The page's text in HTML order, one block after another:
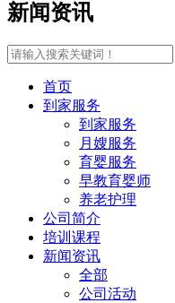
新闻资讯
首页
到家服务
到家服务
月嫂服务
育婴服务
早教育婴师
养老护理
公司简介
培训课程
新闻资讯
全部
公司活动